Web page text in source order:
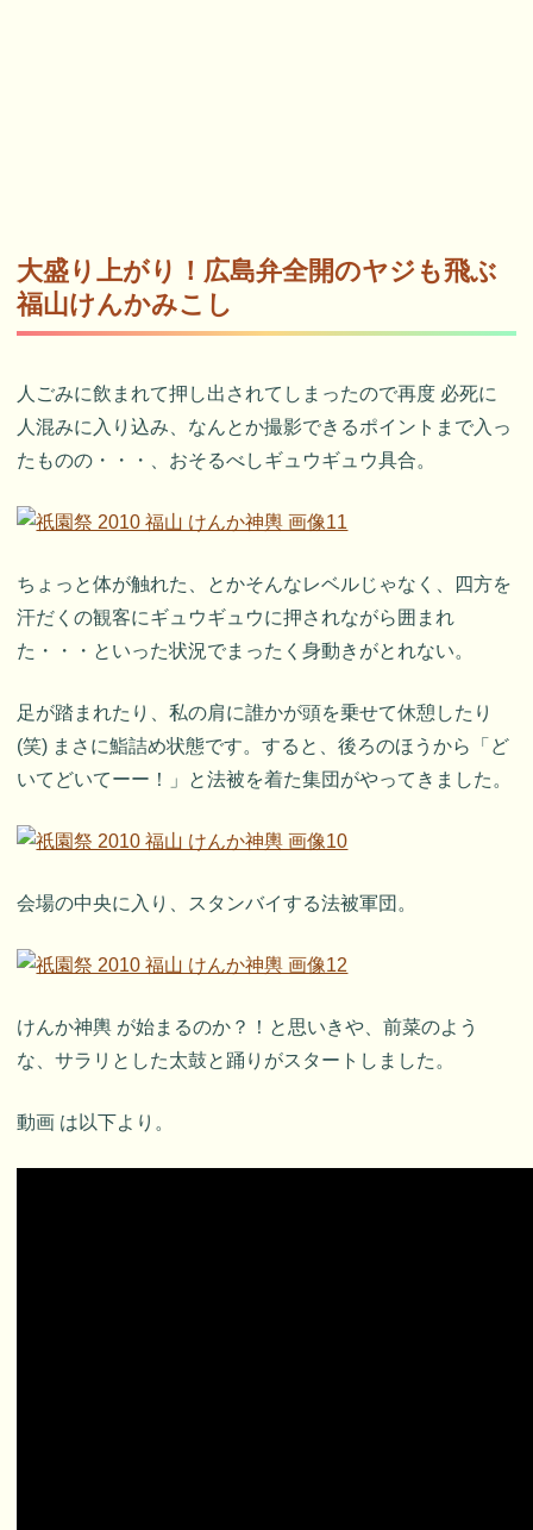
大盛り上がり！広島弁全開のヤジも飛ぶ
福山けんかみこし
人ごみに飲まれて押し出されてしまったので再度 必死に
人混みに入り込み、なんとか撮影できるポイントまで入っ
たものの・・・、おそるべしギュウギュウ具合。
ちょっと体が触れた、とかそんなレベルじゃなく、四方を
汗だくの観客にギュウギュウに押されながら囲まれ
た・・・といった状況でまったく身動きがとれない。
足が踏まれたり、私の肩に誰かが頭を乗せて休憩したり
(笑) まさに鮨詰め状態です。すると、後ろのほうから「ど
いてどいてーー！」と法被を着た集団がやってきました。
会場の中央に入り、スタンバイする法被軍団。
けんか神輿 が始まるのか？！と思いきや、前菜のよう
な、サラリとした太鼓と踊りがスタートしました。
動画 は以下より。